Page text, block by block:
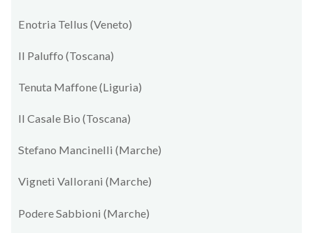
Enotria Tellus (Veneto)
Il Paluffo (Toscana)
Tenuta Maffone (Liguria)
Il Casale Bio (Toscana)
Stefano Mancinelli (Marche)
Vigneti Vallorani (Marche)
Podere Sabbioni (Marche)